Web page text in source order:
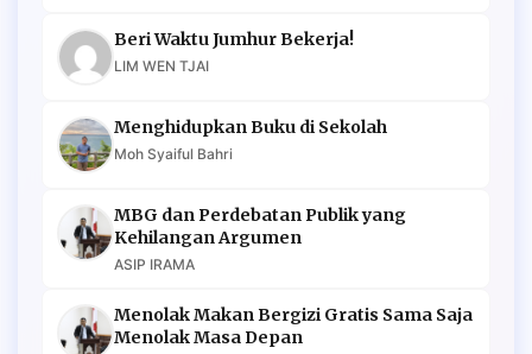
Beri Waktu Jumhur Bekerja!
LIM WEN TJAI
Menghidupkan Buku di Sekolah
Moh Syaiful Bahri
MBG dan Perdebatan Publik yang
Kehilangan Argumen
ASIP IRAMA
Menolak Makan Bergizi Gratis Sama Saja
Menolak Masa Depan